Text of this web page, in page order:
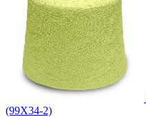
(99Х34-2)